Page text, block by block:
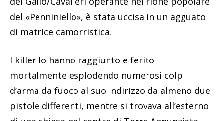
del «Penniniello», è stata uccisa in un agguato
di matrice camorristica.
I killer lo hanno raggiunto e ferito
mortalmente esplodendo numerosi colpi
d’arma da fuoco al suo indirizzo da almeno due
pistole differenti, mentre si trovava all’esterno